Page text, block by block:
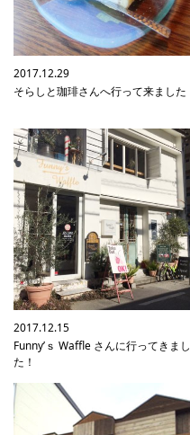
2017.12.29
そらしと珈琲さんへ行って来ました
2017.12.15
Funny’ｓ Waffle さんに行ってきまし
た！